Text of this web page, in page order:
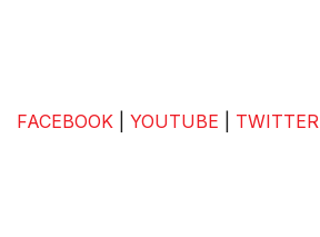
FACEBOOK YOUTUBE TWITTER